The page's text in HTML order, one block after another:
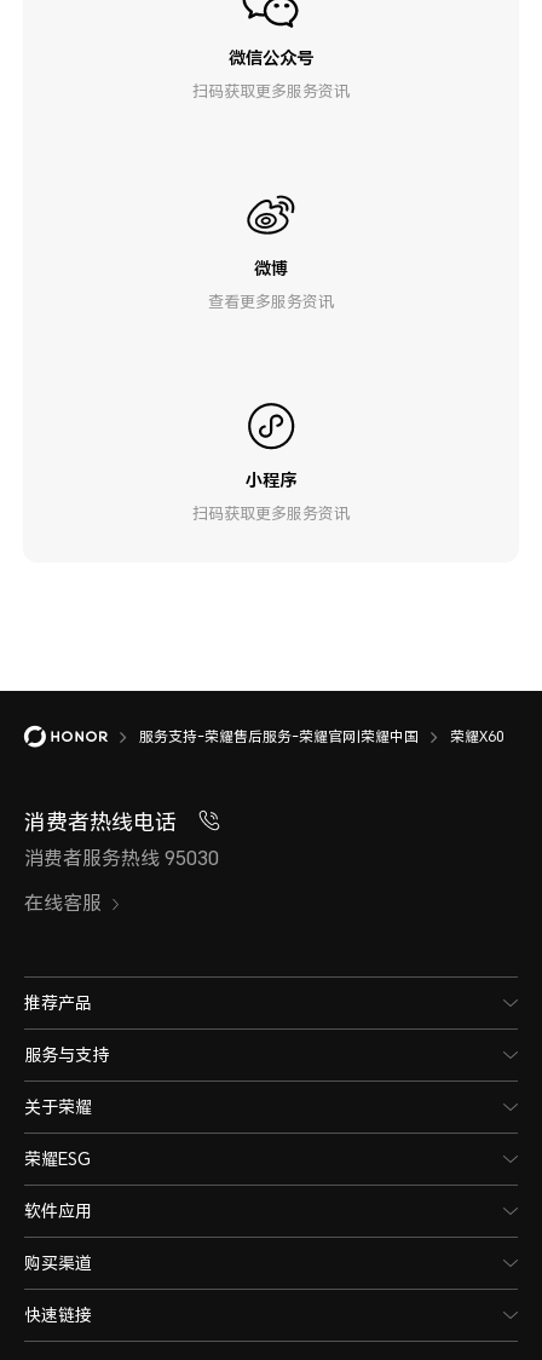
微信公众号
扫码获取更多服务资讯
微博
查看更多服务资讯
小程序
扫码获取更多服务资讯
服务支持-荣耀售后服务-荣耀官网|荣耀中国 荣耀X60
消费者热线电话
消费者服务热线 95030
在线客服
推荐产品
服务与支持
关于荣耀
荣耀ESG
软件应用
购买渠道
快速链接